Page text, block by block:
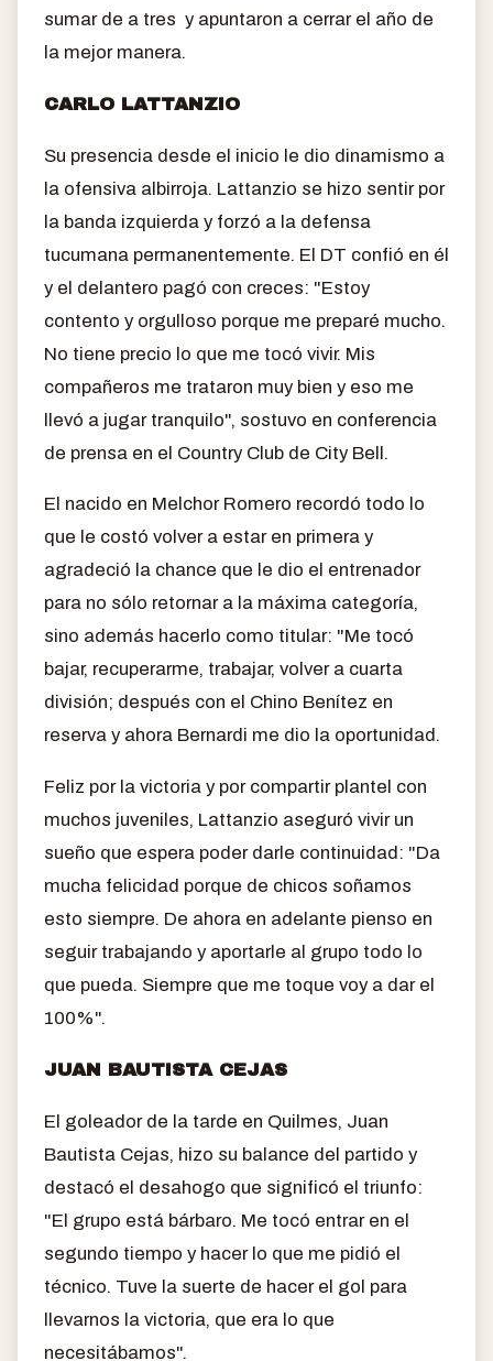
sumar de a tres y apuntaron a cerrar el año de
la mejor manera.
CARLO LATTANZIO
Su presencia desde el inicio le dio dinamismo a
la ofensiva albirroja. Lattanzio se hizo sentir por
la banda izquierda y forzó a la defensa
tucumana permanentemente. El DT confió en él
y el delantero pagó con creces: "Estoy
contento y orgulloso porque me preparé mucho.
No tiene precio lo que me tocó vivir. Mis
compañeros me trataron muy bien y eso me
llevó a jugar tranquilo", sostuvo en conferencia
de prensa en el Country Club de City Bell.
El nacido en Melchor Romero recordó todo lo
que le costó volver a estar en primera y
agradeció la chance que le dio el entrenador
para no sólo retornar a la máxima categoría,
sino además hacerlo como titular: "Me tocó
bajar, recuperarme, trabajar, volver a cuarta
división; después con el Chino Benítez en
reserva y ahora Bernardi me dio la oportunidad.
Feliz por la victoria y por compartir plantel con
muchos juveniles, Lattanzio aseguró vivir un
sueño que espera poder darle continuidad: "Da
mucha felicidad porque de chicos soñamos
esto siempre. De ahora en adelante pienso en
seguir trabajando y aportarle al grupo todo lo
que pueda. Siempre que me toque voy a dar el
100%".
JUAN BAUTISTA CEJAS
El goleador de la tarde en Quilmes, Juan
Bautista Cejas, hizo su balance del partido y
destacó el desahogo que significó el triunfo:
"El grupo está bárbaro. Me tocó entrar en el
segundo tiempo y hacer lo que me pidió el
técnico. Tuve la suerte de hacer el gol para
llevarnos la victoria, que era lo que
necesitábamos".